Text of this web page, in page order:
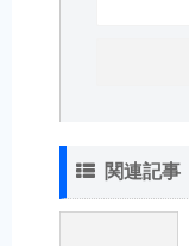
関連記事